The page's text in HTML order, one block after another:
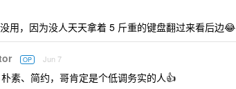
用，因为没人天天拿着 5 斤重的键盘翻过来看后边😂
OP Jun 7
朴素、简约，哥肯定是个低调务实的人👍